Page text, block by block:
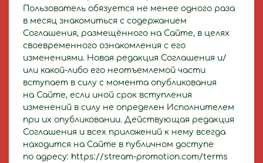
Пользователь обязуется не менее одного раза
в месяц знакомиться с содержанием
Соглашения, размещённого на Сайте, в целях
своевременного ознакомления с его
изменениями. Новая редакция Соглашения и/
или какой-либо его неотъемлемой части
вступает в силу с момента опубликования
на Сайте, если иной срок вступления
изменений в силу не определен Исполнителем
при их опубликовании. Действующая редакция
Соглашения и всех приложений к нему всегда
находится на Сайте в публичном доступе
по адресу: https://stream-promotion.com/terms